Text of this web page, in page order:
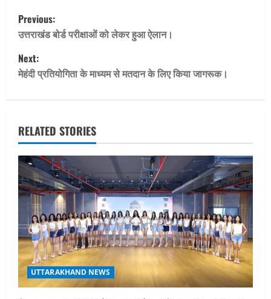
P
o
s
a
v
i
g
a
t
Previous:
उत्तराखंड बोर्ड परीक्षाओं को लेकर हुआ ऐलान।
Next:
मेहंदी प्रतियोगिता के माध्यम से मतदान के लिए किया जागरूक।
RELATED STORIES
UTTARAKHAND NEWS